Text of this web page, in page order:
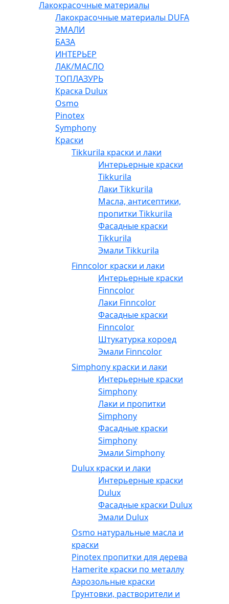
Лакокрасочные материалы
Лакокрасочные материалы DUFA
ЭМАЛИ
БАЗА
ИНТЕРЬЕР
ЛАК/МАСЛО
ТОПЛАЗУРЬ
Краска Dulux
Osmo
Pinotex
Symphony
Краски
Tikkurila краски и лаки
Интерьерные краски
Tikkurila
Лаки Tikkurila
Масла, антисептики,
пропитки Tikkurila
Фасадные краски
Tikkurila
Эмали Tikkurila
Finncolor краски и лаки
Интерьерные краски
Finncolor
Лаки Finncolor
Фасадные краски
Finncolor
Штукатурка короед
Эмали Finncolor
Simphony краски и лаки
Интерьерные краски
Simphony
Лаки и пропитки
Simphony
Фасадные краски
Simphony
Эмали Simphony
Dulux краски и лаки
Интерьерные краски
Dulux
Фасадные краски Dulux
Эмали Dulux
Osmo натуральные масла и
краски
Pinotex пропитки для дерева
Hamerite краски по металлу
Аэрозольные краски
Грунтовки, растворители и